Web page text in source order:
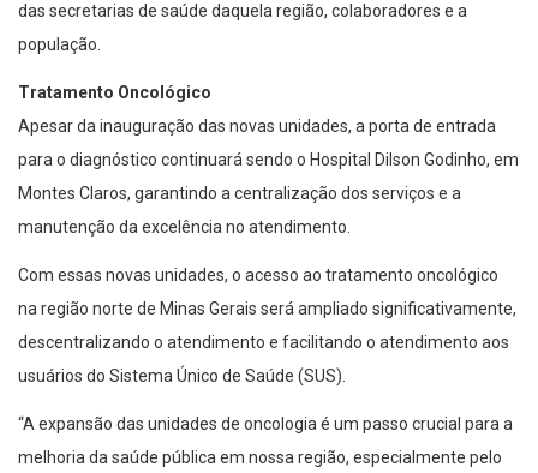
das secretarias de saúde daquela região, colaboradores e a
população.
Tratamento Oncológico
Apesar da inauguração das novas unidades, a porta de entrada
para o diagnóstico continuará sendo o Hospital Dilson Godinho, em
Montes Claros, garantindo a centralização dos serviços e a
manutenção da excelência no atendimento.
Com essas novas unidades, o acesso ao tratamento oncológico
na região norte de Minas Gerais será ampliado significativamente,
descentralizando o atendimento e facilitando o atendimento aos
usuários do Sistema Único de Saúde (SUS).
“A expansão das unidades de oncologia é um passo crucial para a
melhoria da saúde pública em nossa região, especialmente pelo